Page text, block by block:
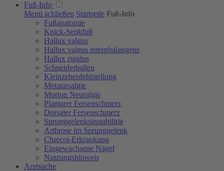
Fuß-Info
Menü schließen Startseite Fuß-Info
Fußanatomie
Knick-Senkfuß
Hallux valgus
Hallux valgus interphalangeus
Hallux rigidus
Schneiderballen
Kleinzehen­fehlstellung
Metatarsalgie
Morton Neuralgie
Plantarer Fersenschmerz
Dorsaler Fersenschmerz
Sprunggelenksinstabilität
Arthrose im Sprunggelenk
Charcot-Erkrankung
Eingewachsene Nägel
Nutzungshinweis
Arztsuche